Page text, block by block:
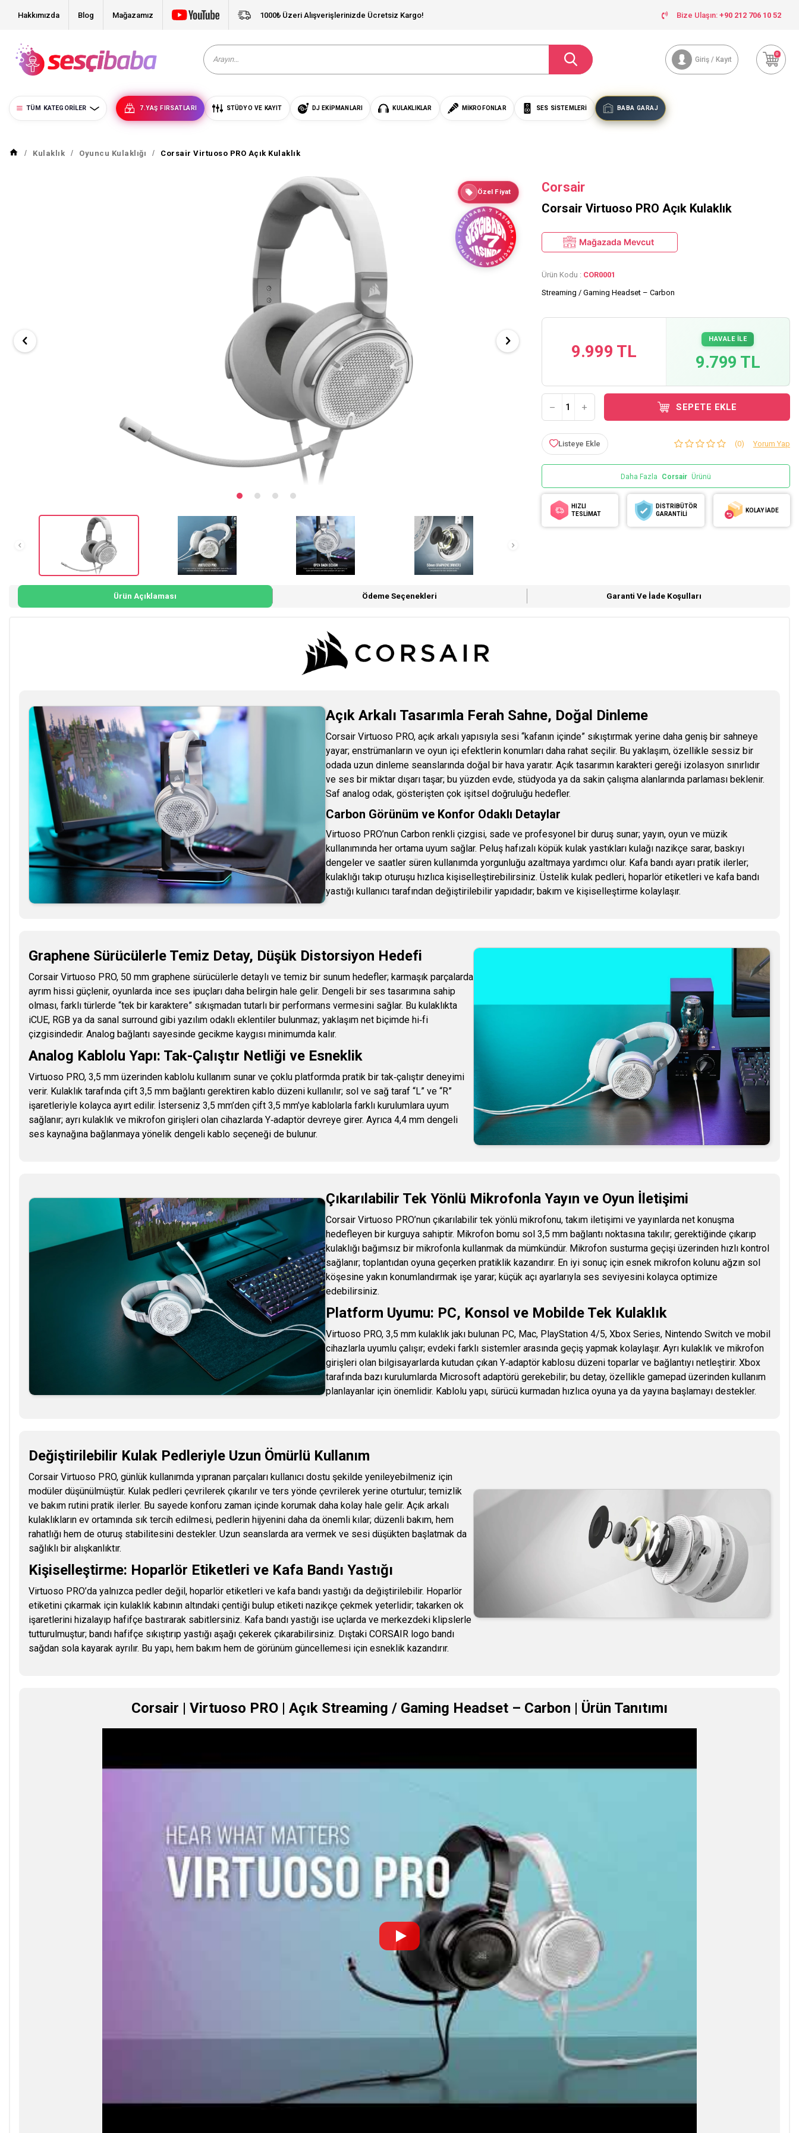
Hakkımızda Blog Mağazamız 1000₺ Üzeri Alışverişlerinizde Ücretsiz Kargo! Bize Ulaşın: +90 212 706 10 52
Giriş / Kayıt
0
TÜM KATEGORILER 7.YAŞ FIRSATLARI STÜDYO VE KAYIT DJ EKIPMANLARI KULAKLIKLAR MIKROFONLAR SES SISTEMLERI BABA GARAJ
Kulaklık Oyuncu Kulaklığı Corsair Virtuoso PRO Açık Kulaklık
Özel Fiyat Corsair
Corsair Virtuoso PRO Açık Kulaklık
Mağazada Mevcut
Ürün Kodu : COR0001
Streaming / Gaming Headset – Carbon
9.999 TL
HAVALE İLE
9.799 TL
SEPETE EKLE
Listeye Ekle (0) Yorum Yap
Daha Fazla Corsair Ürünü
HIZLI
TESLİMAT
DİSTRİBÜTÖR
GARANTİLİ
KOLAY İADE
Ürün Açıklaması Ödeme Seçenekleri Garanti Ve İade Koşulları
Açık Arkalı Tasarımla Ferah Sahne, Doğal Dinleme
Corsair Virtuoso PRO, açık arkalı yapısıyla sesi “kafanın içinde” sıkıştırmak yerine daha geniş bir sahneye
yayar; enstrümanların ve oyun içi efektlerin konumları daha rahat seçilir. Bu yaklaşım, özellikle sessiz bir
odada uzun dinleme seanslarında doğal bir hava yaratır. Açık tasarımın karakteri gereği izolasyon sınırlıdır
ve ses bir miktar dışarı taşar; bu yüzden evde, stüdyoda ya da sakin çalışma alanlarında parlaması beklenir.
Saf analog odak, gösterişten çok işitsel doğruluğu hedefler.
Carbon Görünüm ve Konfor Odaklı Detaylar
Virtuoso PRO’nun Carbon renkli çizgisi, sade ve profesyonel bir duruş sunar; yayın, oyun ve müzik
kullanımında her ortama uyum sağlar. Peluş hafızalı köpük kulak yastıkları kulağı nazikçe sarar, baskıyı
dengeler ve saatler süren kullanımda yorgunluğu azaltmaya yardımcı olur. Kafa bandı ayarı pratik ilerler;
kulaklığı takıp oturuşu hızlıca kişiselleştirebilirsiniz. Üstelik kulak pedleri, hoparlör etiketleri ve kafa bandı
yastığı kullanıcı tarafından değiştirilebilir yapıdadır; bakım ve kişiselleştirme kolaylaşır.
Graphene Sürücülerle Temiz Detay, Düşük Distorsiyon Hedefi
Corsair Virtuoso PRO, 50 mm graphene sürücülerle detaylı ve temiz bir sunum hedefler; karmaşık parçalarda
ayrım hissi güçlenir, oyunlarda ince ses ipuçları daha belirgin hale gelir. Dengeli bir ses tasarımına sahip
olması, farklı türlerde “tek bir karaktere” sıkışmadan tutarlı bir performans vermesini sağlar. Bu kulaklıkta
iCUE, RGB ya da sanal surround gibi yazılım odaklı eklentiler bulunmaz; yaklaşım net biçimde hi‑fi
çizgisindedir. Analog bağlantı sayesinde gecikme kaygısı minimumda kalır.
Analog Kablolu Yapı: Tak-Çalıştır Netliği ve Esneklik
Virtuoso PRO, 3,5 mm üzerinden kablolu kullanım sunar ve çoklu platformda pratik bir tak‑çalıştır deneyimi
verir. Kulaklık tarafında çift 3,5 mm bağlantı gerektiren kablo düzeni kullanılır; sol ve sağ taraf “L” ve “R”
işaretleriyle kolayca ayırt edilir. İsterseniz 3,5 mm’den çift 3,5 mm’ye kablolarla farklı kurulumlara uyum
sağlanır; ayrı kulaklık ve mikrofon girişleri olan cihazlarda Y‑adaptör devreye girer. Ayrıca 4,4 mm dengeli
ses kaynağına bağlanmaya yönelik dengeli kablo seçeneği de bulunur.
Çıkarılabilir Tek Yönlü Mikrofonla Yayın ve Oyun İletişimi
Corsair Virtuoso PRO’nun çıkarılabilir tek yönlü mikrofonu, takım iletişimi ve yayınlarda net konuşma
hedefleyen bir kurguya sahiptir. Mikrofon bomu sol 3,5 mm bağlantı noktasına takılır; gerektiğinde çıkarıp
kulaklığı bağımsız bir mikrofonla kullanmak da mümkündür. Mikrofon susturma geçişi üzerinden hızlı kontrol
sağlanır; toplantıdan oyuna geçerken pratiklik kazandırır. En iyi sonuç için esnek mikrofon kolunu ağzın sol
köşesine yakın konumlandırmak işe yarar; küçük açı ayarlarıyla ses seviyesini kolayca optimize
edebilirsiniz.
Platform Uyumu: PC, Konsol ve Mobilde Tek Kulaklık
Virtuoso PRO, 3,5 mm kulaklık jakı bulunan PC, Mac, PlayStation 4/5, Xbox Series, Nintendo Switch ve mobil
cihazlarla uyumlu çalışır; evdeki farklı sistemler arasında geçiş yapmak kolaylaşır. Ayrı kulaklık ve mikrofon
girişleri olan bilgisayarlarda kutudan çıkan Y‑adaptör kablosu düzeni toparlar ve bağlantıyı netleştirir. Xbox
tarafında bazı kurulumlarda Microsoft adaptörü gerekebilir; bu detay, özellikle gamepad üzerinden kullanım
planlayanlar için önemlidir. Kablolu yapı, sürücü kurmadan hızlıca oyuna ya da yayına başlamayı destekler.
Değiştirilebilir Kulak Pedleriyle Uzun Ömürlü Kullanım
Corsair Virtuoso PRO, günlük kullanımda yıpranan parçaları kullanıcı dostu şekilde yenileyebilmeniz için
modüler düşünülmüştür. Kulak pedleri çevrilerek çıkarılır ve ters yönde çevrilerek yerine oturtulur; temizlik
ve bakım rutini pratik ilerler. Bu sayede konforu zaman içinde korumak daha kolay hale gelir. Açık arkalı
kulaklıkların ev ortamında sık tercih edilmesi, pedlerin hijyenini daha da önemli kılar; düzenli bakım, hem
rahatlığı hem de oturuş stabilitesini destekler. Uzun seanslarda ara vermek ve sesi düşükten başlatmak da
sağlıklı bir alışkanlıktır.
Kişiselleştirme: Hoparlör Etiketleri ve Kafa Bandı Yastığı
Virtuoso PRO’da yalnızca pedler değil, hoparlör etiketleri ve kafa bandı yastığı da değiştirilebilir. Hoparlör
etiketini çıkarmak için kulaklık kabının altındaki çentiği bulup etiketi nazikçe çekmek yeterlidir; takarken ok
işaretlerini hizalayıp hafifçe bastırarak sabitlersiniz. Kafa bandı yastığı ise uçlarda ve merkezdeki klipslerle
tutturulmuştur; bandı hafifçe sıkıştırıp yastığı aşağı çekerek çıkarabilirsiniz. Dıştaki CORSAIR logo bandı
sağdan sola kayarak ayrılır. Bu yapı, hem bakım hem de görünüm güncellemesi için esneklik kazandırır.
Corsair | Virtuoso PRO | Açık Streaming / Gaming Headset – Carbon | Ürün Tanıtımı